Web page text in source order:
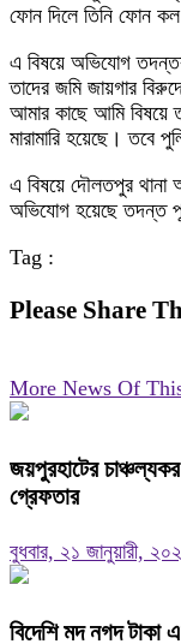
ফোন দিলে তিনি ফোন কল
এ বিষয়ে অভিযোগ
তাদের জমি জায়গার
আমার কাছে আমি বিষয়ে
মারামারি হয়েছে। তবে
এ বিষয়ে দৌলতপুর থানা
অভিযোগ হয়েছে তদন্ত
Tag :
Please Share
More News Of
জয়পুরহাটের
গ্রেফতার
বুধবার, ২১ জানুয়ারী,
বিদেশি মদ নগদ টাকা